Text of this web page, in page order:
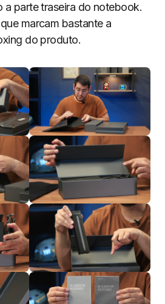
a parte traseira do notebook.
marcam bastante a
do produto.